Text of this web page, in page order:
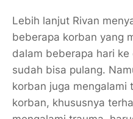
Lebih lanjut Rivan
beberapa korban yang
dalam beberapa hari
sudah bisa pulang.
korban juga mengalami
korban, khususnya